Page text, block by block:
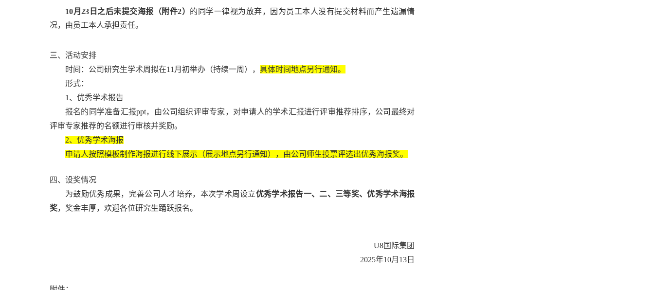
10月23日之后未提交海报（附件2） 的同学一律视为放弃，因为员工本人没有提交材料而产生遗漏情
况，由员工本人承担责任。
三、活动安排
时间：公司研究生学术周拟在11 月初举办（持续一周）， 具体时间地点另行通知。
形式：
1、 优秀学术报告
报名的同学准备汇报ppt，由公司组织评审专家，对申请人的学术汇报进行评审推荐排序，公司最终对
评审专家推荐的名额进行审核并奖励。
2、优秀学术海报
申请人按照模板制作海报进行线下展示（展示地点另行通知），由公司师生投票评选出优秀海报奖。
四、设奖情况
为鼓励优秀成果，完善公司人才培养，本次学术周设立优秀学术报告一、二、三等奖、优秀学术海报
奖，奖金丰厚，欢迎各位研究生踊跃报名。
U8国际集团
2025年10月 13 日